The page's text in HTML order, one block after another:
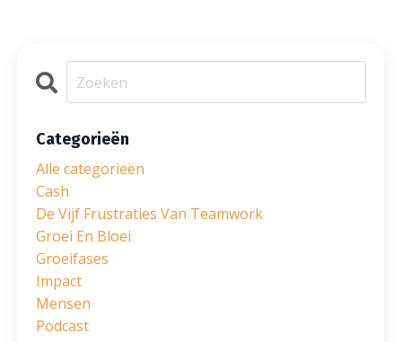
Categorieën
Alle categorieën
Cash
De Vijf Frustraties Van Teamwork
Groei En Bloei
Groeifases
Impact
Mensen
Podcast